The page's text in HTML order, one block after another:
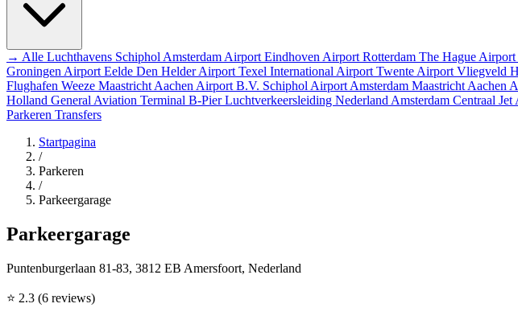
→ Alle Luchthavens Schiphol Amsterdam Airport Eindhoven Airport Rotterdam The Hague Airport
Groningen Airport Eelde Den Helder Airport Texel International Airport Twente Airport Vliegveld
Flughafen Weeze Maastricht Aachen Airport B.V. Schiphol Airport Amsterdam Maastricht Aachen
Holland General Aviation Terminal B-PierLuchtverkeersleiding Nederland Amsterdam Centraal Jet
Parkeren Transfers
Startpagina
/
Parkeren
/
Parkeergarage
Parkeergarage
Puntenburgerlaan 81-83, 3812 EB Amersfoort, Nederland
⭐ 2.3 (6 reviews)